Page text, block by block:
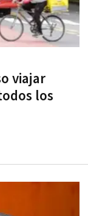
viajar
los